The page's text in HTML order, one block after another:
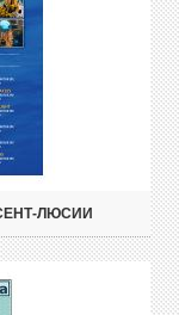
ЛЮСИИ